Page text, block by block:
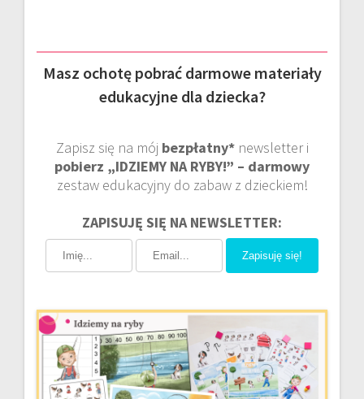
Masz ochotę pobrać darmowe materiały
edukacyjne dla dziecka?
Zapisz się na mój bezpłatny*newsletter i
pobierz „IDZIEMY NA RYBY!” – darmowy
zestaw edukacyjny do zabaw z dzieckiem!
ZAPISUJĘ SIĘ NA NEWSLETTER:
Zapisuję się!